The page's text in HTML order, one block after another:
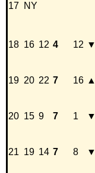
17 NY
18 16 12 4 12 ▼
19 20 22 7 16 ▲
20 15 9 7 1 ▼
21 19 14 7 8 ▼